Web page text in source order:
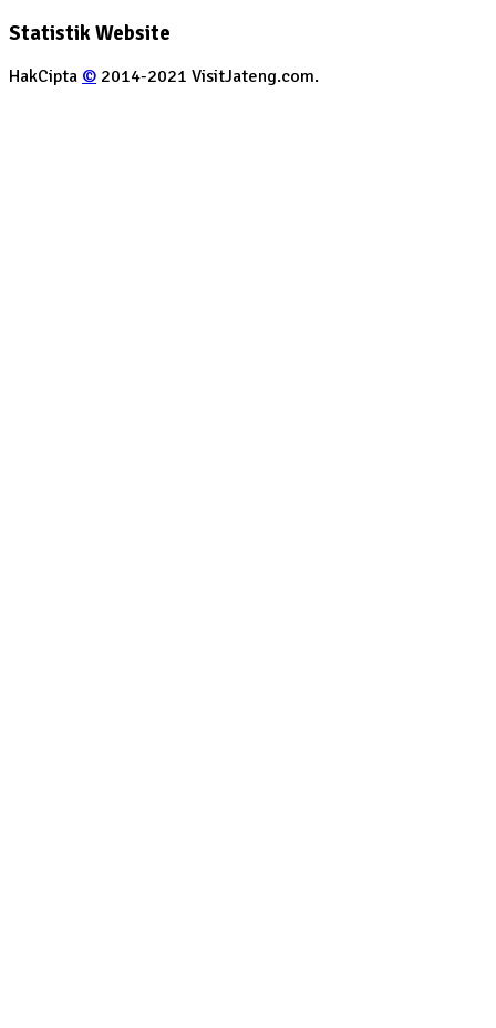
Statistik Website
HakCipta © 2014-2021 VisitJateng.com.